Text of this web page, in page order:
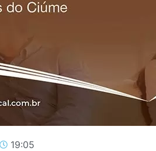
19:05